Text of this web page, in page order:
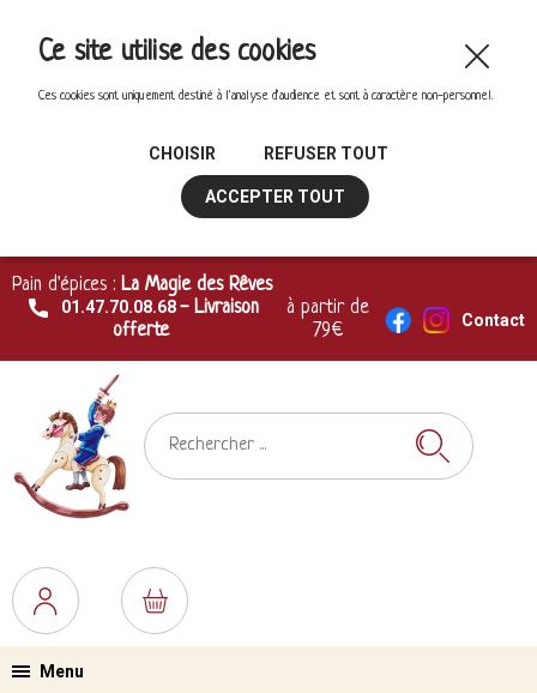
Pain d'épices : La Magie des Rêves
01.47.70.08.68- Livraison
offerte
à partir de
79€
Contact
Menu
Ce site utilise des cookies
Ces cookies sont uniquement destiné à l'analyse d'audience et sont à caractère non-personnel.
CHOISIR REFUSER TOUT
ACCEPTER TOUT